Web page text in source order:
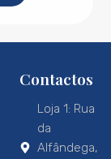
Contactos
Loja 1: Rua
da
Alfândega,